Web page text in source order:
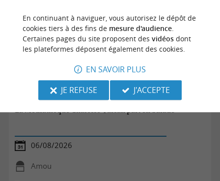
La Médiathèque Chalosse Tursan part en balade
06/08/2026
Amou
En continuant à naviguer, vous autorisez le dépôt de
cookies tiers à des fins de mesure d'audience.
Certaines pages du site proposent des vidéosdont
les plateformes déposent également des cookies.
EN SAVOIR PLUS
JE REFUSE
J'ACCEPTE